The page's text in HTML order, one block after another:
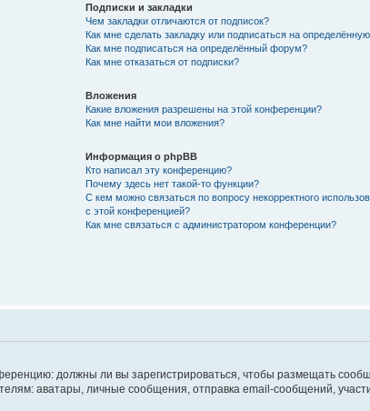
Подписки и закладки
Чем закладки отличаются от подписок?
Как мне сделать закладку или подписаться на
Как мне подписаться на определённый форум?
Как мне отказаться от подписки?
Вложения
Какие вложения разрешены на этой конференции?
Как мне найти мои вложения?
Информация о phpBB
Кто написал эту конференцию?
Почему здесь нет такой-то функции?
С кем можно связаться по вопросу некорректного
с этой конференцией?
Как мне связаться с администратором конференции?
должны ли вы зарегистрироваться, чтобы размещать
аватары, личные сообщения, отправка email-сообщений,